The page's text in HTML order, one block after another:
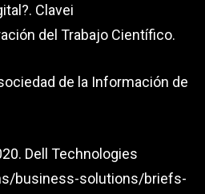
Clavei
del Trabajo Científico.
de la Información de
Dell Technologies
business-solutions/briefs-